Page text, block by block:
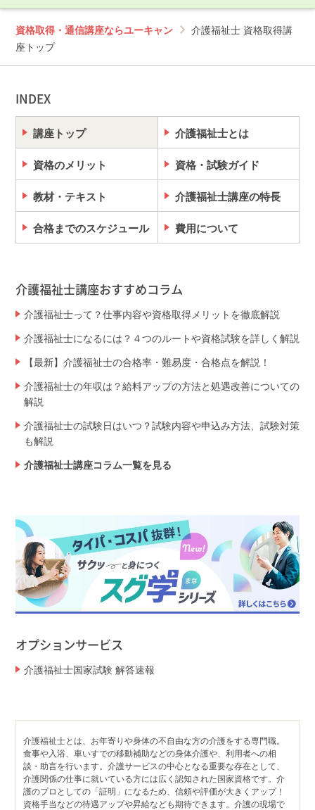
資格取得・通信講座ならユーキャン
介護福祉士 資格取得講
座トップ
INDEX
講座トップ 介護福祉士とは
資格のメリット 資格・試験ガイド
教材・テキスト 介護福祉士講座の特長
合格までのスケジュール 費用について
介護福祉士講座おすすめコラム
介護福祉士って？仕事内容や資格取得メリットを徹底解説
介護福祉士になるには？４つのルートや資格試験を詳しく解説
【最新】介護福祉士の合格率・難易度・合格点を解説！
介護福祉士の年収は？給料アップの方法と処遇改善についての
解説
介護福祉士の試験日はいつ？試験内容や申込み方法、試験対策
も解説
介護福祉士講座コラム一覧を見る
オプションサービス
介護福祉士国家試験 解答速報
介護福祉士とは、お年寄りや身体の不自由な方の介護をする専門職。
食事や入浴、車いすでの移動補助などの身体介護や、利用者への相
談・助言を行います。介護サービスの中心となる重要な存在として、
介護関係の仕事に就いている方には広く認知された国家資格です。介
護のプロとしての「証明」になるため、信頼や評価が大きくアップ！
資格手当などの待遇アップや昇給なども期待できます。介護の現場で